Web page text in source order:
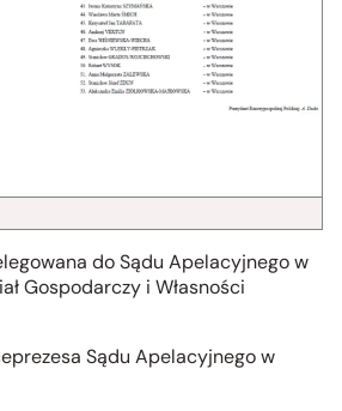
do Sądu Apelacyjnego w
Gospodarczy i Własności
Sądu Apelacyjnego w